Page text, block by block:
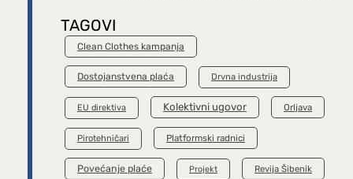
TAGOVI
Clean Clothes kampanja
Dostojanstvena plaća Drvna industrija
EU direktiva Kolektivni ugovor Orljava
Pirotehničari Platformski radnici
Povećanje plaće Projekt Revija Šibenik